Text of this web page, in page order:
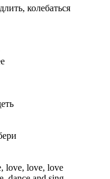
колебаться
love, love, love